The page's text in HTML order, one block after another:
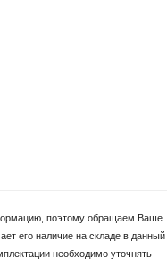
поэтому обращаем Ваше
его наличие на складе в данный
необходимо уточнять